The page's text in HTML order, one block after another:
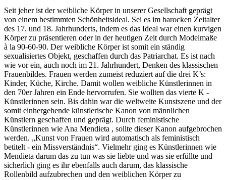
Seit jeher ist der weibliche Körper in unserer Gesellschaft geprägt
von einem bestimmten Schönheitsideal. Sei es im barocken Zeitalter
des 17. und 18. Jahrhunderts, indem es das Ideal war einen kurvigen
Körper zu präsentieren oder in der heutigen Zeit durch Modelmaße
à la 90-60-90. Der weibliche Körper ist somit ein ständig
sexualisiertes Objekt, geschaffen durch das Patriarchat. Es ist nach
wie vor ein, auch noch im 21. Jahrhundert, Denken des klassischen
Frauenbildes. Frauen werden zumeist reduziert auf die drei K’s:
Kinder, Küche, Kirche. Damit wollen weibliche Künstlerinnen in
den 70er Jahren ein Ende hervorrufen. Sie wollten das vierte K -
Künstlerinnen sein. Bis dahin war die weltweite Kunstszene und der
somit einhergehende künstlerische Kanon von männlichen
Künstlern geschaffen und geprägt. Durch feministische
Künstlerinnen wie Ana Mendieta , sollte dieser Kanon aufgebrochen
werden. „Kunst von Frauen wird automatisch als feministisch
betitelt - ein Missverständnis“. Vielmehr ging es Künstlerinnen wie
Mendieta darum das zu tun was sie liebte und was sie erfüllte und
sicherlich ging es ihr ebenfalls auch darum, das klassische
Rollenbild aufzubrechen und den weiblichen Körper zu